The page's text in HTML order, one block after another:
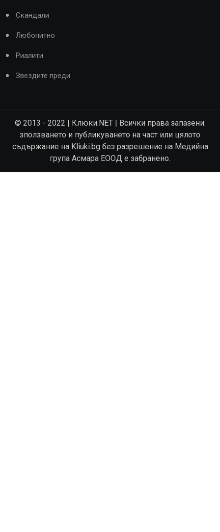
Скандали
Любопитно
Риалити
Звездите преди
© 2013 - 2022 | Клюки.NET | Всички права запазени.
зползването и публикуването на част или цялото
съдържание на Kliuki.bg без разрешение на Медийна
група Асмара ЕООД е забранено.